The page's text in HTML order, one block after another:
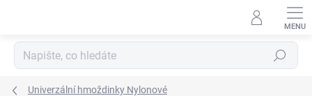
Hledat
Univerzální hmoždinky Nylonové